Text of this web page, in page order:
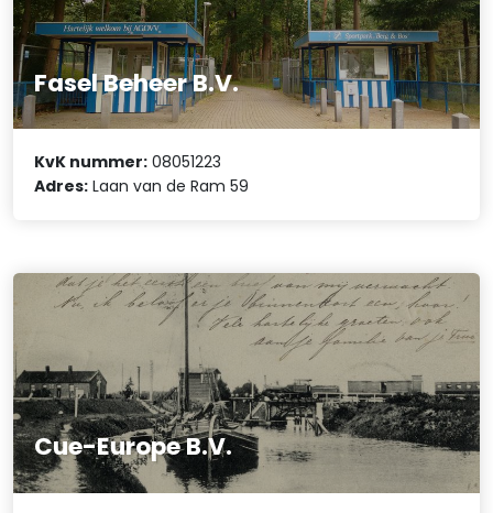
Fasel Beheer B.V.
KvK nummer: 08051223
Adres: Laan van de Ram 59
Cue-Europe B.V.